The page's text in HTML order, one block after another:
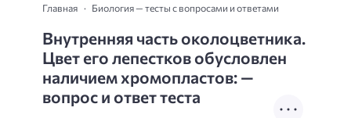
Главная Биология — тесты с вопросами и ответами
Внутренняя часть околоцветника.
Цвет его лепестков обусловлен
наличием хромопластов: —
вопрос и ответ теста